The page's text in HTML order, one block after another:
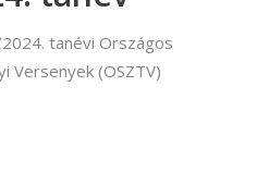
tanévi Országos
Versenyek (OSZTV)